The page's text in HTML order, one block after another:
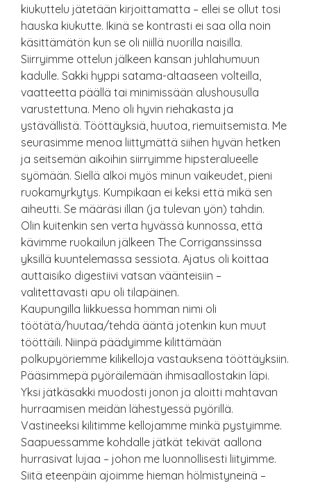
kiukuttelu jätetään kirjoittamatta – ellei se ollut tosi
hauska kiukutte. Ikinä se kontrasti ei saa olla noin
käsittämätön kun se oli niillä nuorilla naisilla.
Siirryimme ottelun jälkeen kansan juhlahumuun
kadulle. Sakki hyppi satama-altaaseen volteilla,
vaatteetta päällä tai minimissään alushousulla
varustettuna. Meno oli hyvin riehakasta ja
ystävällistä. Tööttäyksiä, huutoa, riemuitsemista. Me
seurasimme menoa liittymättä siihen hyvän hetken
ja seitsemän aikoihin siirryimme hipsteralueelle
syömään. Siellä alkoi myös minun vaikeudet, pieni
ruokamyrkytys. Kumpikaan ei keksi että mikä sen
aiheutti. Se määräsi illan (ja tulevan yön) tahdin.
Olin kuitenkin sen verta hyvässä kunnossa, että
kävimme ruokailun jälkeen The Corriganssinssa
yksillä kuuntelemassa sessiota. Ajatus oli koittaa
auttaisiko digestiivi vatsan väänteisiin –
valitettavasti apu oli tilapäinen.
Kaupungilla liikkuessa homman nimi oli
töötätä/huutaa/tehdä ääntä jotenkin kun muut
tööttäili. Niinpä päädyimme kilittämään
polkupyöriemme kilikelloja vastauksena tööttäyksiin.
Pääsimmepä pyöräilemään ihmisaallostakin läpi.
Yksi jätkäsakki muodosti jonon ja aloitti mahtavan
hurraamisen meidän lähestyessä pyörillä.
Vastineeksi kilitimme kellojamme minkä pystyimme.
Saapuessamme kohdalle jätkät tekivät aallona
hurrasivat lujaa – johon me luonnollisesti liityimme.
Siitä eteenpäin ajoimme hieman hölmistyneinä –